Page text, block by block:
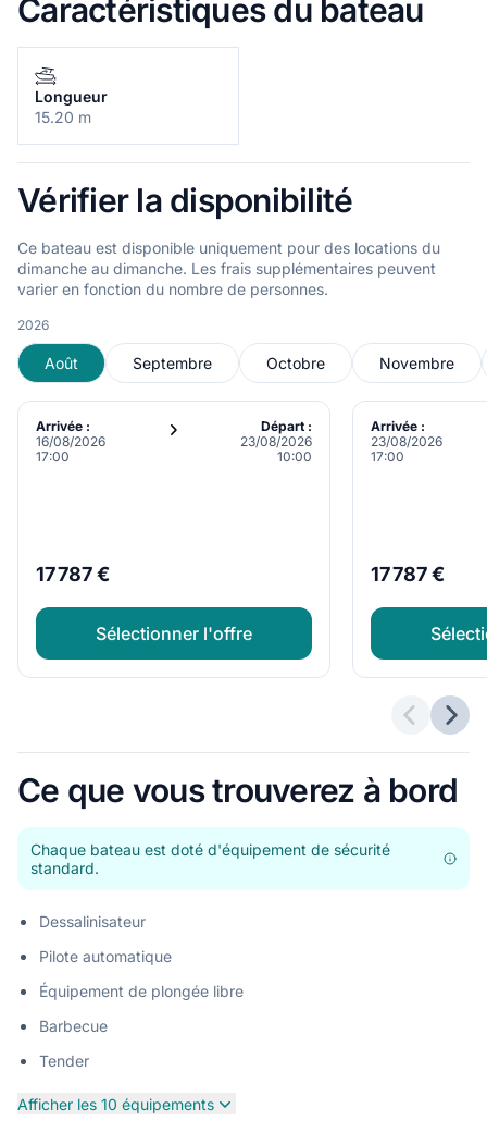
Caractéristiques du bateau
Longueur
15.20 m
Vérifier la disponibilité
Ce bateau est disponible uniquement pour des locations du
dimanche au dimanche. Les frais supplémentaires peuvent
varier en fonction du nombre de personnes.
2026
Août Septembre Octobre Novembre
Arrivée :
16/08/2026
17:00
Départ :
23/08/2026
10:00
17 787 €
Sélectionner l'offre
Arrivée :
23/08/2026
17:00
17 787 €
Ce que vous trouverez à bord
Chaque bateau est doté d'équipement de sécurité
standard.
Dessalinisateur
Pilote automatique
Équipement de plongée libre
Barbecue
Tender
Afficher les 10 équipements